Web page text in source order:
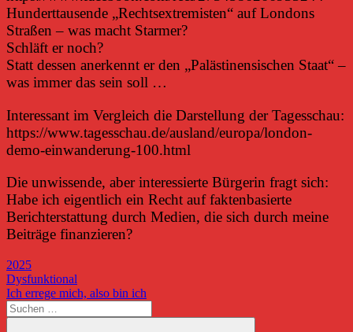
Hunderttausende „Rechtsextremisten“ auf Londons
Straßen – was macht Starmer?
Schläft er noch?
Statt dessen anerkennt er den „Palästinensischen Staat“ –
was immer das sein soll …
Interessant im Vergleich die Darstellung der Tagesschau:
https://www.tagesschau.de/ausland/europa/london-
demo-einwanderung-100.html
Die unwissende, aber interessierte Bürgerin fragt sich:
Habe ich eigentlich ein Recht auf faktenbasierte
Berichterstattung durch Medien, die sich durch meine
Beiträge finanzieren?
2025
Beitragsnavigation
Vorheriger
Beitrag:
Dysfunktional
Nächster
Beitrag:
Ich errege mich, also bin ich
Suchen
nach: